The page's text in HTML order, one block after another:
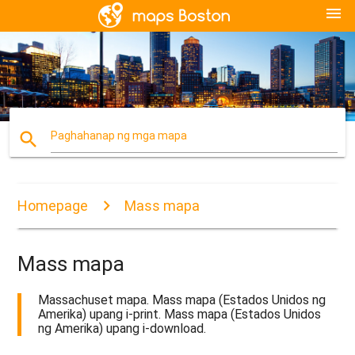
menu
search Paghahanap ng mga mapa
Homepage Mass mapa
Mass mapa
Massachuset mapa. Mass mapa (Estados Unidos ng
Amerika) upang i-print. Mass mapa (Estados Unidos
ng Amerika) upang i-download.